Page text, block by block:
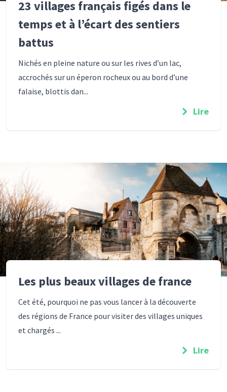
23 villages français figés dans le
temps et à l’écart des sentiers
battus
Nichés en pleine nature ou sur les rives d’un lac,
accrochés sur un éperon rocheux ou au bord d’une
falaise, blottis dan...
Lire
Les plus beaux villages de france
Cet été, pourquoi ne pas vous lancer à la découverte
des régions de France pour visiter des villages uniques
et chargés ...
Lire